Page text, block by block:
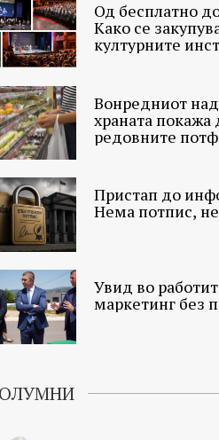
Од бесплатно
Како се
културните
Вонредниот
храната покажа
редовните
Пристап до
Нема потпис,
Увид во
маркетинг без